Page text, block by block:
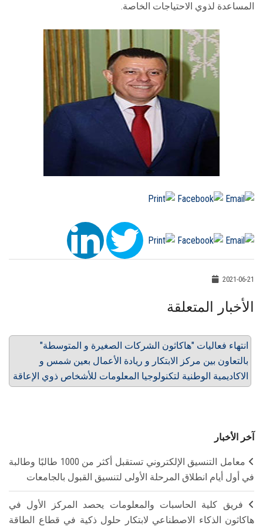
المساعدة لذوي الاحتياجات الخاصة.
2021-06-21
الأخبار المتعلقة
انتهاء فعاليات "هاكاثون الشركات الصغيرة و المتوسطة"
بالتعاون بين مركز الابتكار و ريادة الأعمال بعين شمس و
الاكاديمية الوطنية لتكنولوجيا المعلومات للأشخاص ذوي الإعاقة
آخر الأخبار
معامل التنسيق الإلكتروني تستقبل أكثر من 1000 طالبًا وطالبة
في أول أيام انطلاق المرحلة الأولى لتنسيق القبول بالجامعات
فريق كلية الحاسبات والمعلومات يحصد المركز الأول في
هاكاثون الذكاء الاصطناعي لابتكار حلول ذكية في قطاع الطاقة